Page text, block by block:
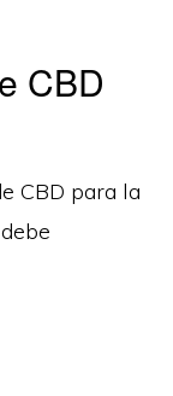
CBD
CBD para la
espacio web